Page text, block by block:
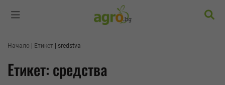
Начало Етикет sredstva
Етикет: средства